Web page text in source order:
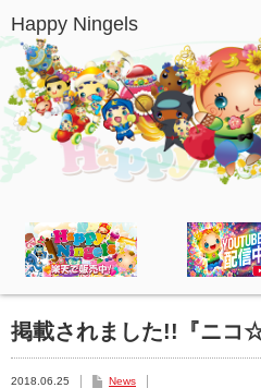
掲載されました!!『ニコ
2018.06.25 News